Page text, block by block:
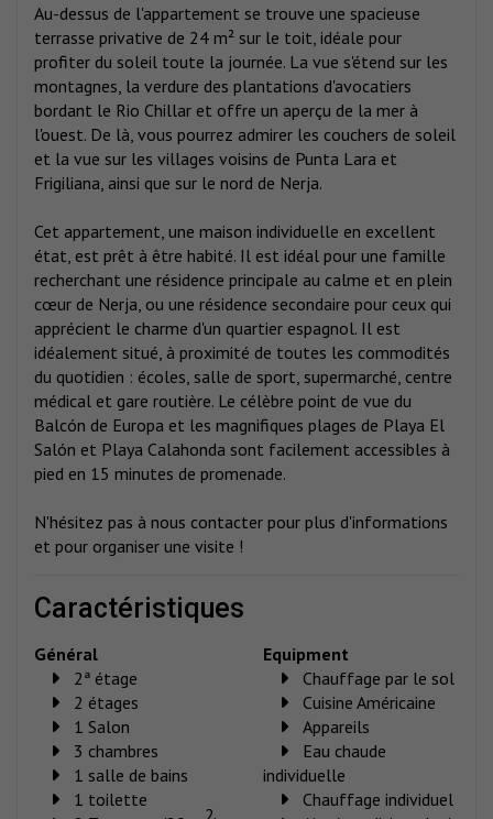
Au-dessus de l'appartement se trouve une spacieuse
terrasse privative de 24 m² sur le toit, idéale pour
profiter du soleil toute la journée. La vue s'étend sur les
montagnes, la verdure des plantations d'avocatiers
bordant le Rio Chillar et offre un aperçu de la mer à
l'ouest. De là, vous pourrez admirer les couchers de soleil
et la vue sur les villages voisins de Punta Lara et
Frigiliana, ainsi que sur le nord de Nerja.
Cet appartement, une maison individuelle en excellent
état, est prêt à être habité. Il est idéal pour une famille
recherchant une résidence principale au calme et en plein
cœur de Nerja, ou une résidence secondaire pour ceux qui
apprécient le charme d'un quartier espagnol. Il est
idéalement situé, à proximité de toutes les commodités
du quotidien : écoles, salle de sport, supermarché, centre
médical et gare routière. Le célèbre point de vue du
Balcón de Europa et les magnifiques plages de Playa El
Salón et Playa Calahonda sont facilement accessibles à
pied en 15 minutes de promenade.
N'hésitez pas à nous contacter pour plus d'informations
et pour organiser une visite !
caractéristiques
Général
2ª étage
2 étages
1 Salon
3 chambres
1 salle de bains
1 toilette
2
Equipment
Chauffage par le sol
Cuisine Américaine
Appareils
Eau chaude
individuelle
Chauffage individuel